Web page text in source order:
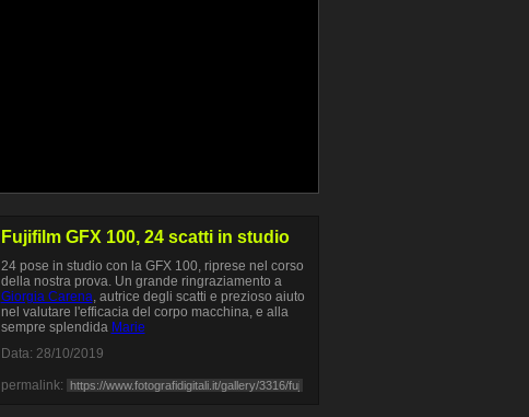
Fujifilm GFX 100, 24 scatti in studio
24 pose in studio con la GFX 100, riprese nel corso
della nostra prova. Un grande ringraziamento a
Giorgia Carena, autrice degli scatti e prezioso aiuto
nel valutare l'efficacia del corpo macchina, e alla
sempre splendida Marie
Data: 28/10/2019
permalink: